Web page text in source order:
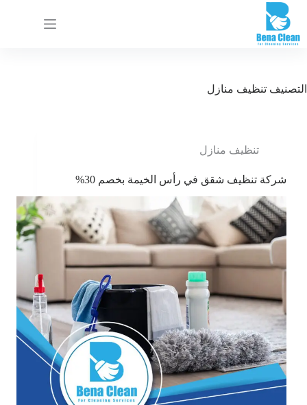
التصنيف تنظيف منازل
تنظيف منازل
شركة تنظيف شقق في رأس الخيمة بخصم 30%